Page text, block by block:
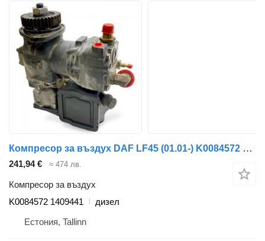
Компресор за въздух DAF LF45 (01.01-) K0084572 за камион DAF LF45, LF55, LF180, CF65, CF75, CF85 (2001-)
241,94 € ≈ 474 лв.
Компресор за въздух
K0084572 1409441
дизел
Естония, Tallinn